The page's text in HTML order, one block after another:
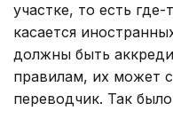
участке, то есть
касается
должны быть
правилам, их может
переводчик. Так